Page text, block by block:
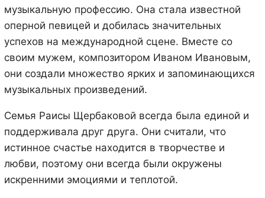
музыкальную профессию. Она стала известной
оперной певицей и добилась значительных
успехов на международной сцене. Вместе со
своим мужем, композитором Иваном Ивановым,
они создали множество ярких и запоминающихся
музыкальных произведений.
Семья Раисы Щербаковой всегда была единой и
поддерживала друг друга. Они считали, что
истинное счастье находится в творчестве и
любви, поэтому они всегда были окружены
искренними эмоциями и теплотой.